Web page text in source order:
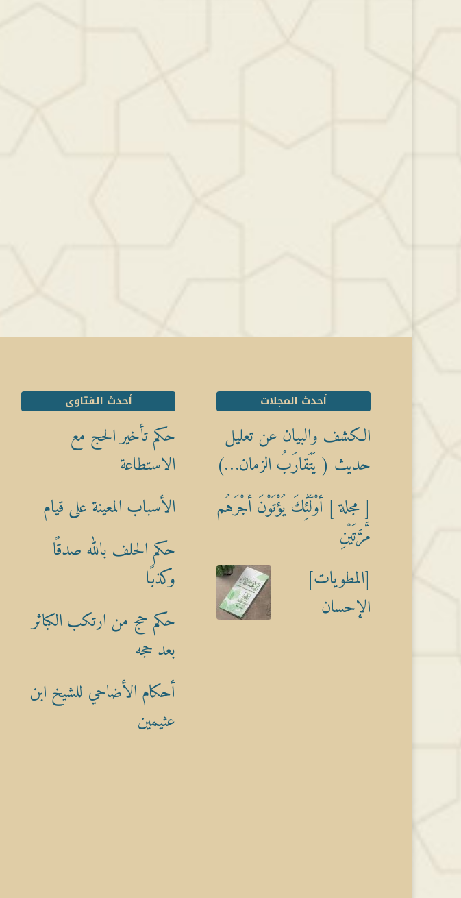
أحدث المجلات
الكشف والبيان عن تعليل
حديث ( يَتَقارَبُ الزمان…)
[ مجلة ] أُوْلَٰٓئِكَ يُؤْتَوْنَ أَجْرَهُم
مَّرَّتَيْنِ
[المطويات]
الإحسان
أحدث الفتاوى
حكم تأخير الحج مع
الاستطاعة
الأسباب المعينة على قيام
حكم الحلف بالله صدقًا
وكذبًا
حكم حج من ارتكب الكبائر
بعد حجه
أحكام الأضاحي للشيخ ابن
عثيمين